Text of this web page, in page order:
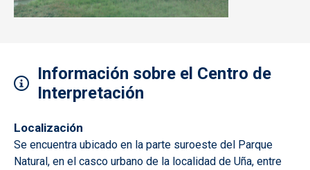
Información sobre el Centro de
Interpretación
Localización
Se encuentra ubicado en la parte suroeste del Parque
Natural, en el casco urbano de la localidad de Uña, entre